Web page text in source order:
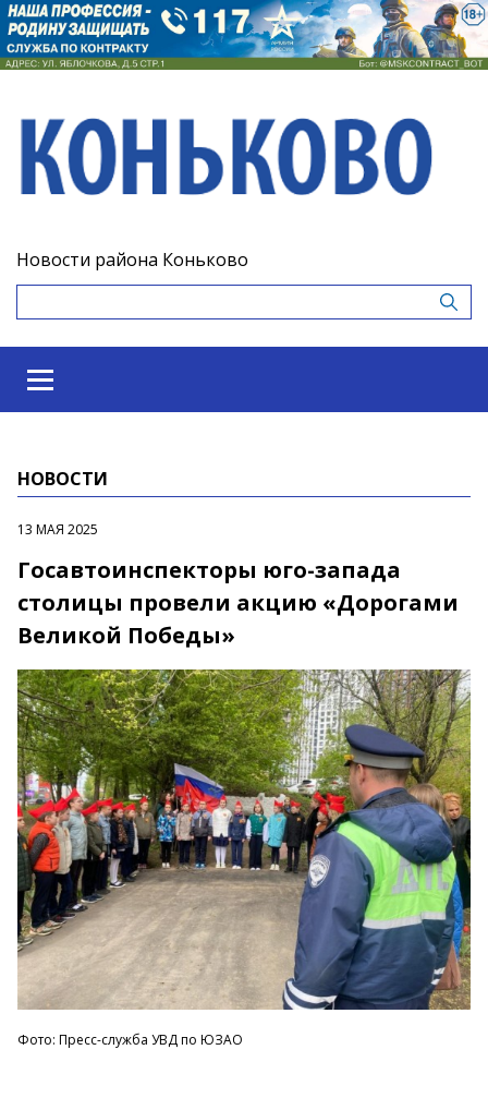
Новости района Коньково
НОВОСТИ
13 МАЯ 2025
Госавтоинспекторы юго-запада
столицы провели акцию «Дорогами
Великой Победы»
Фото: Пресс-служба УВД по ЮЗАО